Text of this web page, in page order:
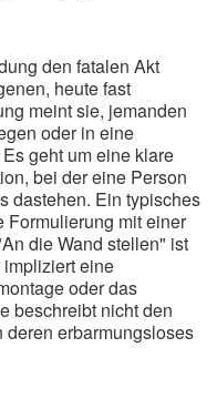
den fatalen Akt
heute fast
meint sie, jemanden
oder in eine
geht um eine klare
bei der eine Person
dastehen. Ein typisches
Formulierung mit einer
die Wand stellen" ist
eine
oder das
beschreibt nicht den
erbarmungsloses